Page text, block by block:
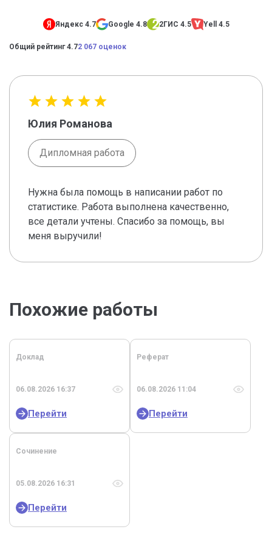
Яндекс 4.7 Google 4.8 2ГИС 4.5 Yell 4.5
Общий рейтинг 4.72 067 оценок
Юлия Романова
Дипломная работа
Нужна была помощь в написании работ по
статистике. Работа выполнена качественно,
все детали учтены. Спасибо за помощь, вы
меня выручили!
Похожие работы
Доклад
06.08.2026 16:37
Перейти
Реферат
06.08.2026 11:04
Перейти
Сочинение
05.08.2026 16:31
Перейти